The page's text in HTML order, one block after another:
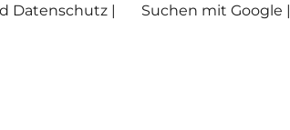
Datenschutz | Suchen mit Google